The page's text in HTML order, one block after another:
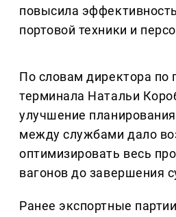
повысила
портовой техники и
По словам директора по
терминала Натальи
улучшение
между службами дало
оптимизировать весь
вагонов до завершения
Ранее экспортные